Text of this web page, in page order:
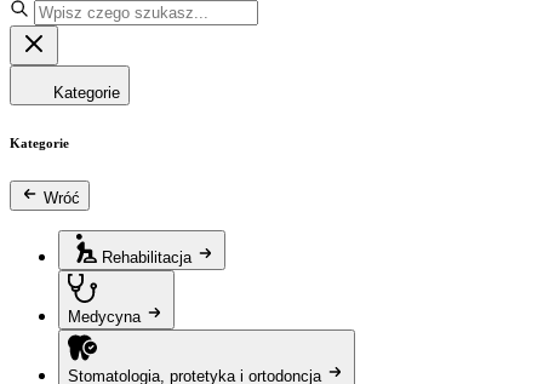
Kategorie
Kategorie
Wróć
Rehabilitacja
Medycyna
Stomatologia, protetyka i ortodoncja